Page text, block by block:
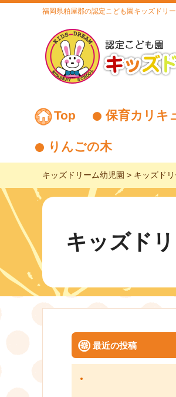
福岡県粕屋郡の認定こども園キッズドリ
Top 保育カリキ
りんごの木
キッズドリーム幼児園 > キッズド
キッズド
最近の投稿